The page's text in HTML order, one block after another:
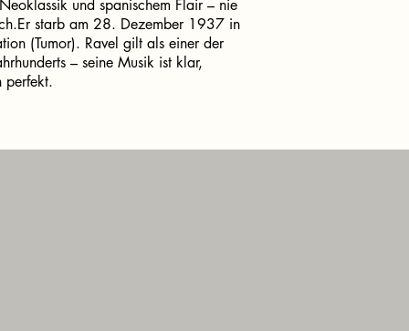
und spanischem Flair – nie
starb am 28. Dezember 1937 in
(Tumor). Ravel gilt als einer der
– seine Musik ist klar,
perfekt.